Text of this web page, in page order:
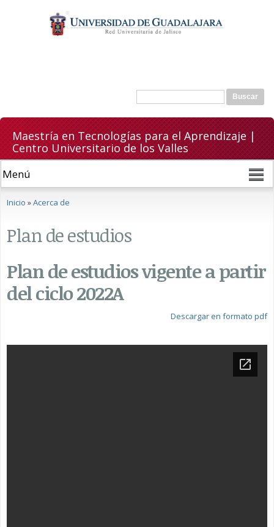
contenido
principal
Formulario de búsqueda
Buscar
Maestría en Tecnologías para el Aprendizaje |
Centro Universitario de los Valles
Se encuentra usted aquí
Inicio »Acerca de
Plan de estudios
Plan de estudios vigente a partir
del ciclo 2022A
Descargar en formato pdf